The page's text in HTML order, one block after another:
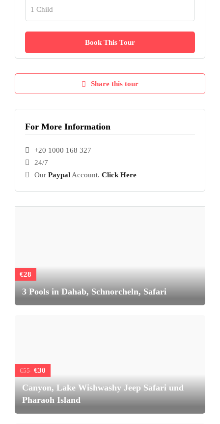
Share this tour
For More Information
+20 1000 168 327
24/7
Our Paypal Account. Click Here
€28
3 Pools in Dahab, Schnorcheln, Safari
€55 €30
Canyon, Lake Wishwashy Jeep Safari und
Pharaoh Island